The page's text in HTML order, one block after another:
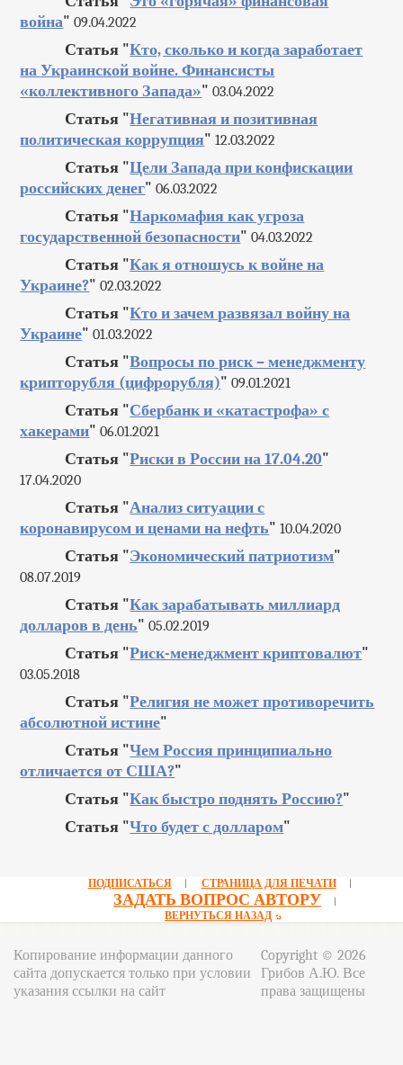
война" 09.04.2022
Статья "Кто, сколько и когда заработает
на Украинской войне. Финансисты
«коллективного Запада»" 03.04.2022
Статья "Негативная и позитивная
политическая коррупция" 12.03.2022
Статья "Цели Запада при конфискации
российских денег" 06.03.2022
Статья "Наркомафия как угроза
государственной безопасности" 04.03.2022
Статья "Как я отношусь к войне на
Украине?" 02.03.2022
Статья "Кто и зачем развязал войну на
Украине" 01.03.2022
Статья "Вопросы по риск – менеджменту
крипторубля (цифрорубля)" 09.01.2021
Статья "Сбербанк и «катастрофа» с
хакерами" 06.01.2021
Статья "Риски в России на 17.04.20"
17.04.2020
Статья "Анализ ситуации с
коронавирусом и ценами на нефть" 10.04.2020
Статья "Экономический патриотизм"
08.07.2019
Статья "Как зарабатывать миллиард
долларов в день" 05.02.2019
Статья "Риск-менеджмент криптовалют"
03.05.2018
Статья "Религия не может противоречить
абсолютной истине"
Статья "Чем Россия принципиально
отличается от США?"
Статья "Как быстро поднять Россию?"
Статья "Что будет с долларом"
ПОДПИСАТЬСЯ СТРАНИЦА ДЛЯ ПЕЧАТИ
ЗАДАТЬ ВОПРОС АВТОРУ
ВЕРНУТЬСЯ НАЗАД
Копирование информации данного
сайта допускается только при условии
указания ссылки на сайт
Copyright © 2026
Грибов А.Ю. Все
права защищены